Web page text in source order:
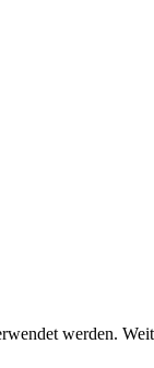
werden.